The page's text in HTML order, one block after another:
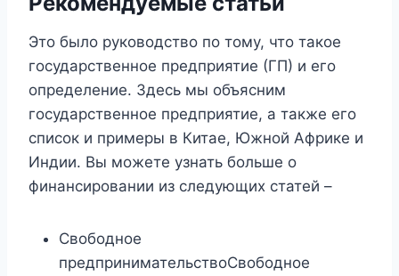
Это было руководство по тому, что такое
государственное предприятие (ГП) и его
определение. Здесь мы объясним
государственное предприятие, а также его
список и примеры в Китае, Южной Африке и
Индии. Вы можете узнать больше о
финансировании из следующих статей –
Свободное
предпринимательствоСвободное